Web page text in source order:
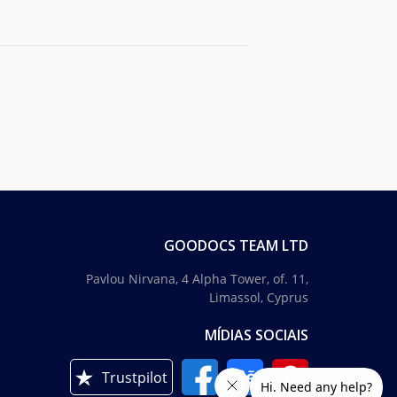
GOODOCS TEAM LTD
Pavlou Nirvana, 4 Alpha Tower, of. 11,
Limassol, Cyprus
MÍDIAS SOCIAIS
Trustpilot